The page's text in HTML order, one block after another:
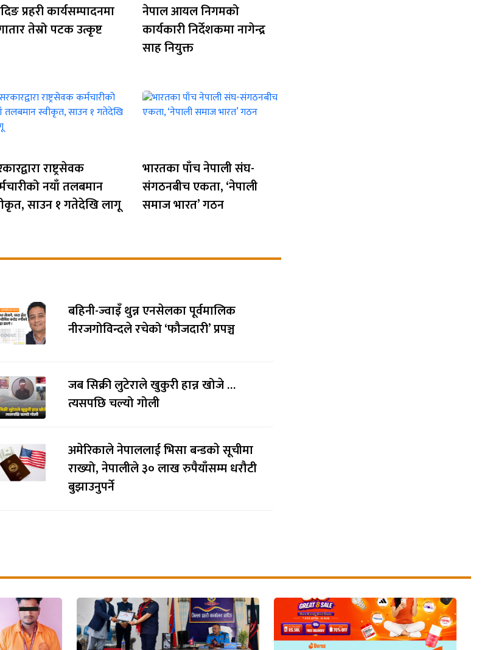
प्रहरी कार्यसम्पादनमा
तेस्रो पटक उत्कृष्ट
नेपाल आयल निगमको
कार्यकारी निर्देशकमा नागेन्द्र
साह नियुक्त
राष्ट्रसेवक
नयाँ तलबमान
साउन १ गतेदेखि लागू
भारतका पाँच नेपाली संघ-
संगठनबीच एकता, ‘नेपाली
समाज भारत’ गठन
बहिनी-ज्वाइँ थुन्न एनसेलका पूर्वमालिक
नीरजगोविन्दले रचेको ‘फौजदारी’ प्रपञ्च
जब सिक्री लुटेराले खुकुरी हान्न खोजे …
त्यसपछि चल्यो गोली
अमेरिकाले नेपाललाई भिसा बन्डकाे सूचीमा
राख्यो, नेपालीले ३० लाख रुपैयाँसम्म धरौटी
बुझाउनुपर्ने